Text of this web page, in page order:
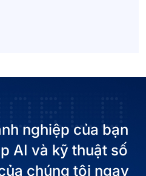
nghiệp của bạn
AI và kỹ thuật số
chúng tôi ngay